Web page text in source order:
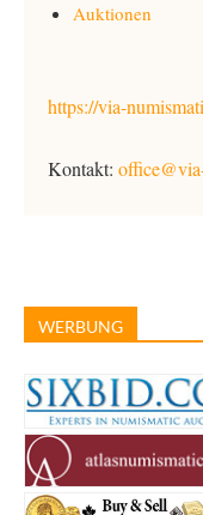
Auktionen
https://via-
Kontakt:
WERBUNG